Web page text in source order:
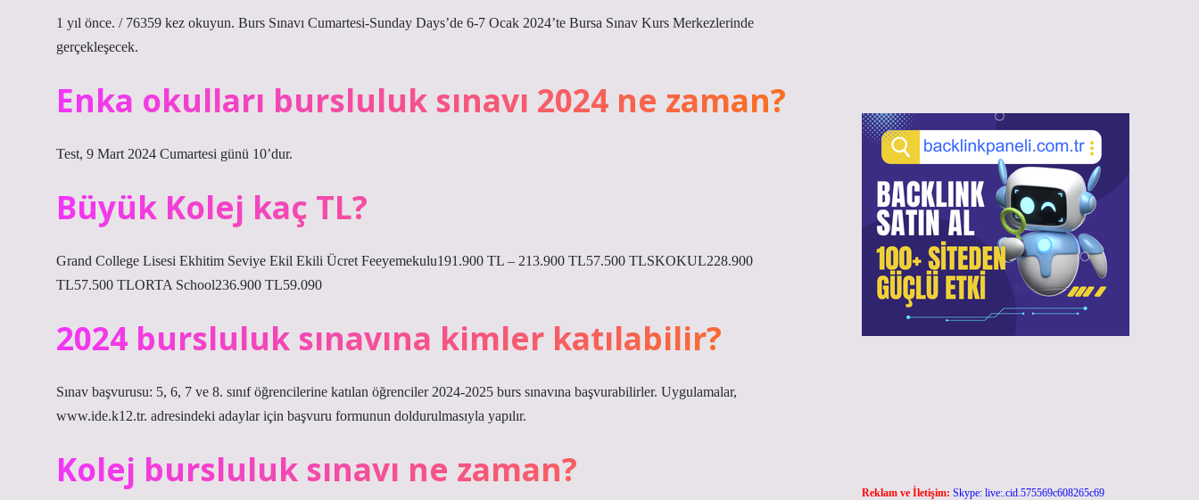
1 yıl önce. / 76359 kez okuyun. Burs Sınavı Cumartesi-Sunday Days’de 6-7 Ocak 2024’te Bursa Sınav Kurs Merkezlerinde
gerçekleşecek.
Enka okulları bursluluk sınavı 2024 ne zaman?
Test, 9 Mart 2024 Cumartesi günü 10’dur.
Büyük Kolej kaç TL?
Grand College Lisesi Ekhitim Seviye Ekil Ekili Ücret Feeyemekulu191.900 TL – 213.900 TL57.500 TLSKOKUL228.900
TL57.500 TLORTA School236.900 TL59.090
2024 bursluluk sınavına kimler katılabilir?
Sınav başvurusu: 5, 6, 7 ve 8. sınıf öğrencilerine katılan öğrenciler 2024-2025 burs sınavına başvurabilirler. Uygulamalar,
www.ide.k12.tr. adresindeki adaylar için başvuru formunun doldurulmasıyla yapılır.
Kolej bursluluk sınavı ne zaman?
Reklam ve İletişim: Skype: live:.cid.575569c608265c69